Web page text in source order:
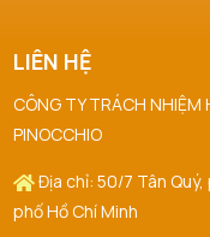
Da Chết Dove
Trần Thị Hà Vy đã mua
Skin1004
Ngô Thủy Phương Tâm
Kem Lì 3CE Sepia
LIÊN HỆ
CÔNG TY TRÁCH NHIỆM
PINOCCHIO
Địa chỉ: 50/7 Tân Quý,
phố Hồ Chí Minh